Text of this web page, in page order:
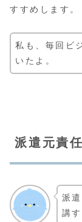
すすめします。
私も、毎回ビ
いたよ。
派遣元責
派
講